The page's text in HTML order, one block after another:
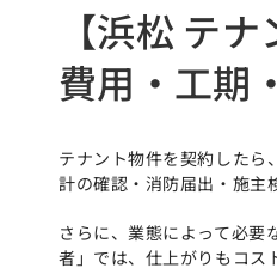
【浜松 テ
費用・工期
テナント物件を契約したら
計の確認・消防届出・施
さらに、業態によって必
者」では、仕上がりもコス